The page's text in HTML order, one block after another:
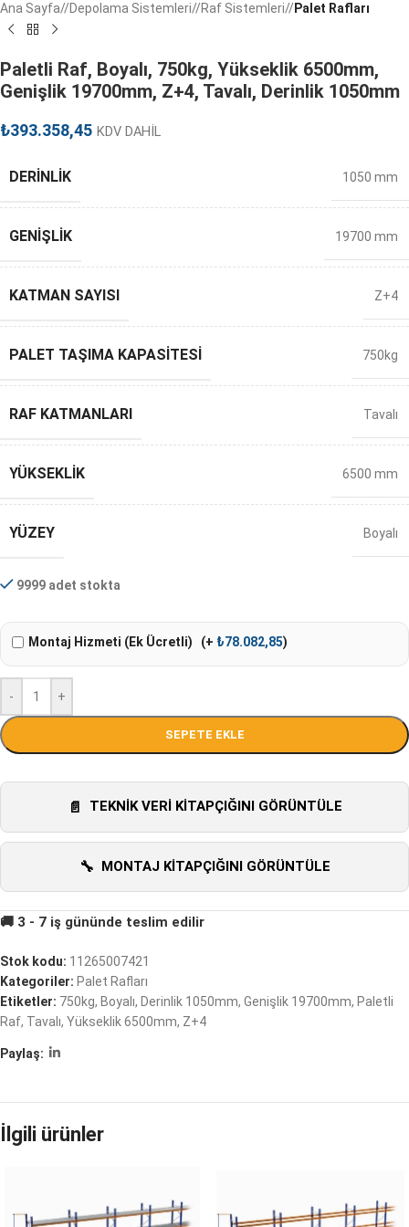
Ana Sayfa/ Depolama Sistemleri/ Raf Sistemleri/ Palet Rafları
Paletli Raf, Boyalı, 750kg, Yükseklik 6500mm,
Genişlik 19700mm, Z+4, Tavalı, Derinlik 1050mm
₺393.358,45 KDV DAHİL
DERINLIK 1050 mm
GENIŞLIK 19700 mm
KATMAN SAYISI Z+4
PALET TAŞIMA KAPASITESI 750kg
RAF KATMANLARI Tavalı
YÜKSEKLIK 6500 mm
YÜZEY Boyalı
9999 adet stokta
Montaj Hizmeti (Ek Ücretli) (+ ₺78.082,85)
- +
SEPETE EKLE
TEKNIK VERI KITAPÇIĞINI GÖRÜNTÜLE
MONTAJ KITAPÇIĞINI GÖRÜNTÜLE
Stok kodu: 11265007421
Kategoriler: Palet Rafları
Etiketler: 750kg, Boyalı, Derinlik 1050mm, Genişlik 19700mm, Paletli
Raf, Tavalı, Yükseklik 6500mm, Z+4
Paylaş:
İlgili ürünler